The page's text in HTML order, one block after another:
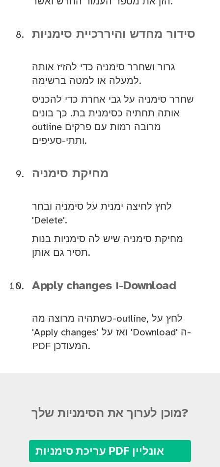
סידור מחדש והיררכיית סימניות
גרור ושחרר סימניה כדי להזיז אותה
למעלה או למטה ברשימה.
שחרר סימניה על גבי אחרת כדי להכניס
אותה תחתיה כסימנית בת. כך בונים
outline מרובה רמות עם פרקים
ותתי-סעיפים.
מחיקת סימניה
לחץ לחיצה ימנית על סימניה ובחר
'Delete'.
מחיקת סימניה שיש לה סימניות בנות
תסיר גם אותן.
Apply changes ו-Download
כשתהיה מרוצה מה-outline, לחץ על
'Apply changes' ואז על 'Download' ה-
PDF המעודכן.
מוכן לערוך את הסימניות שלך?